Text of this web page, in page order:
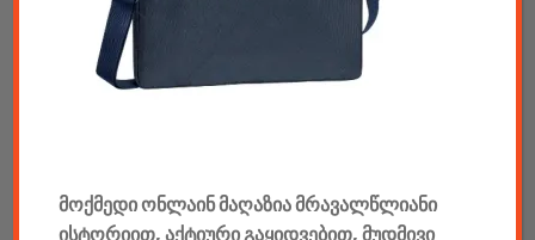
აუდიო & ვიდეო
ელემენტები
მოქმედი ონლაინ მაღაზია მრავალწლიანი